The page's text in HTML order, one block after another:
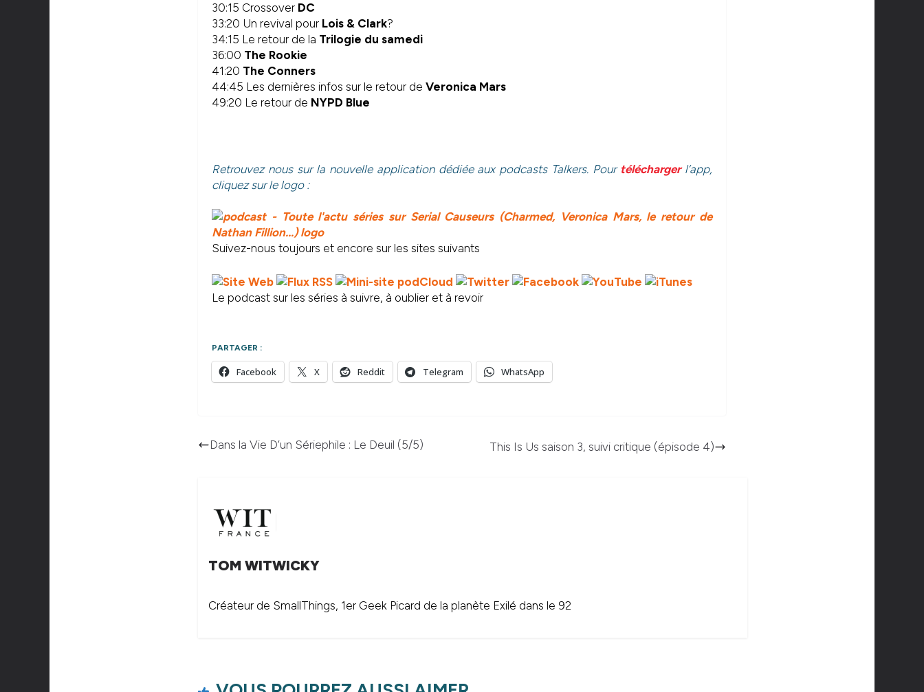
30:15 Crossover DC
33:20 Un revival pour Lois & Clark?
34:15 Le retour de la Trilogie du samedi
36:00 The Rookie
41:20 The Conners
44:45 Les dernières infos sur le retour de Veronica Mars
49:20 Le retour de NYPD Blue
Retrouvez nous sur la nouvelle application dédiée aux podcasts Talkers. Pour télécharger l’app,
cliquez sur le logo :
Suivez-nous toujours et encore sur les sites suivants
Le podcast sur les séries à suivre, à oublier et à revoir
PARTAGER :
Facebook X Reddit Telegram WhatsApp
Dans la Vie D’un Sériephile : Le Deuil (5/5) This Is Us saison 3, suivi critique (épisode 4)
TOM WITWICKY
Créateur de SmallThings, 1er Geek Picard de la planète Exilé dans le 92